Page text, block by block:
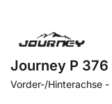
Journey P 376
Vorder-/Hinterachse -